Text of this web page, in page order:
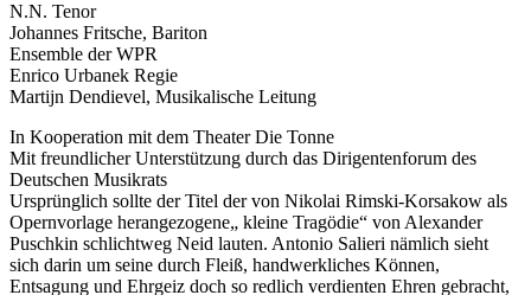
N.N. Tenor
Johannes Fritsche, Bariton
Ensemble der WPR
Enrico Urbanek Regie
Martijn Dendievel, Musikalische Leitung
In Kooperation mit dem Theater Die Tonne
Mit freundlicher Unterstützung durch das Dirigentenforum des
Deutschen Musikrats
Ursprünglich sollte der Titel der von Nikolai Rimski-Korsakow als
Opernvorlage herangezogene„ kleine Tragödie“ von Alexander
Puschkin schlichtweg Neid lauten. Antonio Salieri nämlich sieht
sich darin um seine durch Fleiß, handwerkliches Können,
Entsagung und Ehrgeiz doch so redlich verdienten Ehren gebracht,